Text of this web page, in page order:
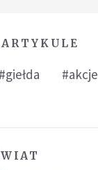
#giełda
#akcje